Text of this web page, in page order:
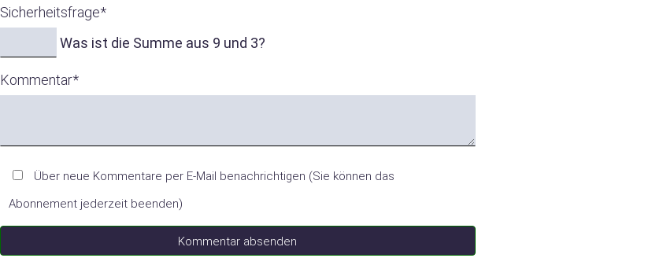
Sicherheitsfrage*
Was ist die Summe aus 9 und 3?
Kommentar*
Über neue Kommentare per E-Mail benachrichtigen (Sie können das
Abonnement jederzeit beenden)
Kommentar absenden